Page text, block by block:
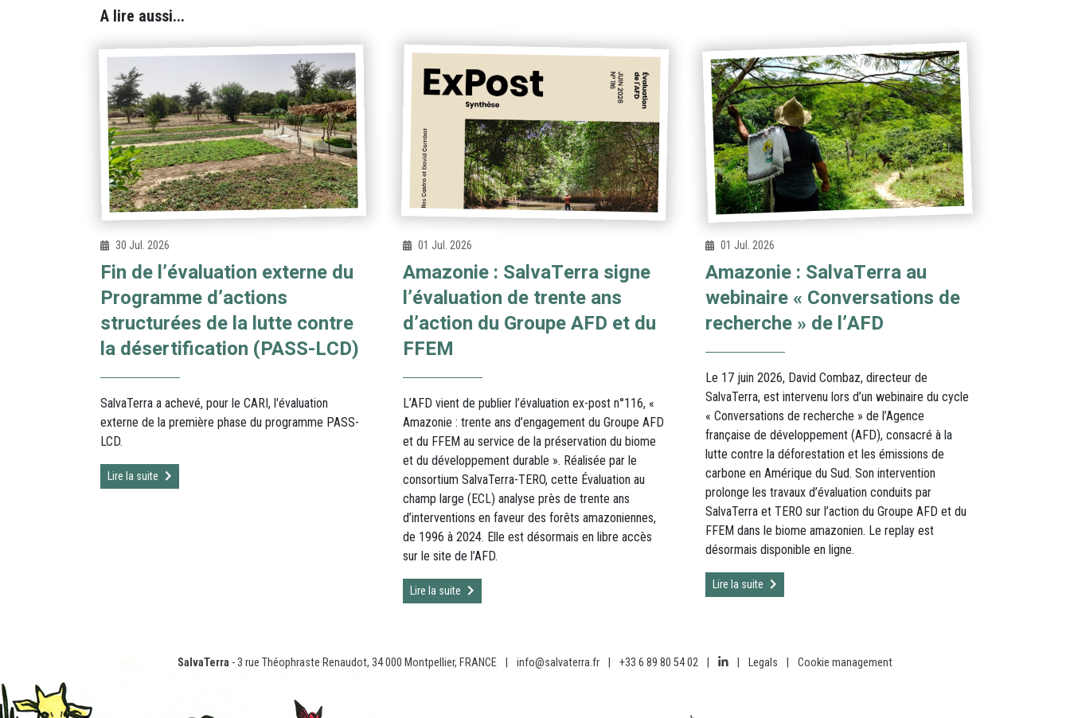
A lire aussi...
30 Jul. 2026
Fin de l’évaluation externe du
Programme d’actions
structurées de la lutte contre
la désertification (PASS-LCD)
SalvaTerra a achevé, pour le CARI, l'évaluation
externe de la première phase du programme PASS-
LCD.
Lire la suite
01 Jul. 2026
Amazonie : SalvaTerra signe
l’évaluation de trente ans
d’action du Groupe AFD et du
FFEM
L’AFD vient de publier l’évaluation ex-post n°116, «
Amazonie : trente ans d’engagement du Groupe AFD
et du FFEM au service de la préservation du biome
et du développement durable ». Réalisée par le
consortium SalvaTerra-TERO, cette Évaluation au
champ large (ECL) analyse près de trente ans
d’interventions en faveur des forêts amazoniennes,
de 1996 à 2024. Elle est désormais en libre accès
sur le site de l’AFD.
Lire la suite
01 Jul. 2026
Amazonie : SalvaTerra au
webinaire « Conversations de
recherche » de l’AFD
Le 17 juin 2026, David Combaz, directeur de
SalvaTerra, est intervenu lors d’un webinaire du cycle
« Conversations de recherche » de l’Agence
française de développement (AFD), consacré à la
lutte contre la déforestation et les émissions de
carbone en Amérique du Sud. Son intervention
prolonge les travaux d’évaluation conduits par
SalvaTerra et TERO sur l’action du Groupe AFD et du
FFEM dans le biome amazonien. Le replay est
désormais disponible en ligne.
Lire la suite
SalvaTerra - 3 rue Théophraste Renaudot, 34 000 Montpellier, FRANCE info@salvaterra.fr +33 6 89 80 54 02 Legals Cookie management